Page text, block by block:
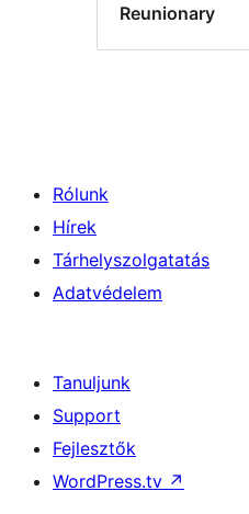
Reunionary
Rólunk
Hírek
Tárhelyszolgatatás
Adatvédelem
Tanuljunk
Support
Fejlesztők
WordPress.tv ↗